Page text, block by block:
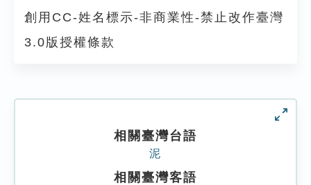
創用CC-姓名標示-非商業性-禁止改作臺灣
3.0版授權條款
相關臺灣台語
泥
相關臺灣客語